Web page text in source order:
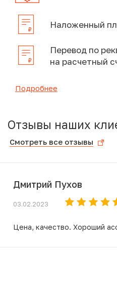
Наложенный
Перевод по
на расчетный
Подробнее
Отзывы наших
Смотреть все отзывы
Дмитрий Пухов
03.02.2023
Цена, качество. Хороший